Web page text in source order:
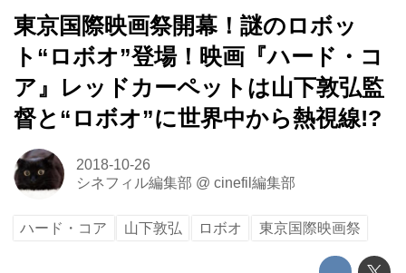
東京国際映画祭開幕！謎のロボッ
ト“ロボオ”登場！映画『ハード・コ
ア』レッドカーペットは山下敦弘監
督と“ロボオ”に世界中から熱視線!?
2018-10-26
シネフィル編集部 @ cinefil編集部
ハード・コア 山下敦弘 ロボオ 東京国際映画祭